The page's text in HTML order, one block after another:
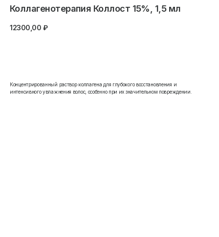
Коллагенотерапия Коллост 15%, 1,5 мл
12300,00 ₽
Концентрированный раствор коллагена для глубокого восстановления и
интенсивного увлажнения волос, особенно при их значительном повреждении.